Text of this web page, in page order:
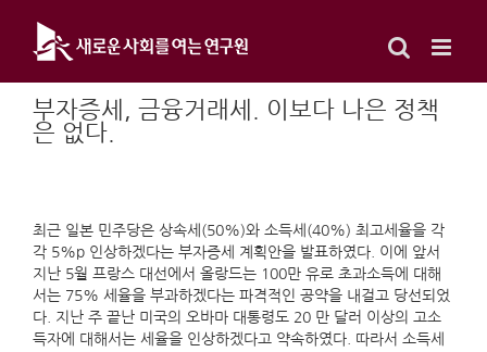
content
부자증세, 금융거래세. 이보다 나은 정책
은 없다.
최근 일본 민주당은 상속세(50%)와 소득세(40%) 최고세율을 각
각 5%p 인상하겠다는 부자증세 계획안을 발표하였다. 이에 앞서
지난 5월 프랑스 대선에서 올랑드는 100만 유로 초과소득에 대해
서는 75% 세율을 부과하겠다는 파격적인 공약을 내걸고 당선되었
다. 지난 주 끝난 미국의 오바마 대통령도 20 만 달러 이상의 고소
득자에 대해서는 세율을 인상하겠다고 약속하였다. 따라서 소득세